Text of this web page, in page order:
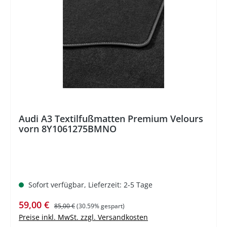
Audi A3 Textilfußmatten Premium Velours
vorn 8Y1061275BMNO
Sofort verfügbar, Lieferzeit: 2-5 Tage
Verkaufspreis:
59,00 € Regulärer Preis:
85,00 €(30.59% gespart)
Preise inkl. MwSt. zzgl. Versandkosten